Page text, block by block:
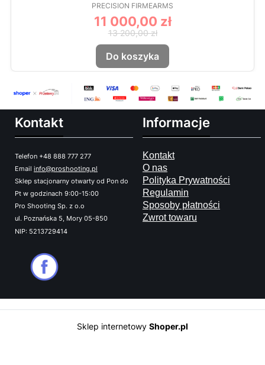
PRODUCENT
PRECISION FIRMEARMS
Cena promocyjna
11 000,00 zł
13 200,00 zł
Do koszyka
Kontakt
Telefon +48 888 777 277
Email info@proshooting.pl
Sklep stacjonarny otwarty od Pon do
Pt w godzinach 9:00-15:00
Pro Shooting Sp. z o.o
ul. Poznańska 5, Mory 05-850
NIP: 5213729414
Informacje
Kontakt
O nas
Polityka Prywatności
Regulamin
Sposoby płatności
Zwrot towaru
Sklep internetowy Shoper.pl